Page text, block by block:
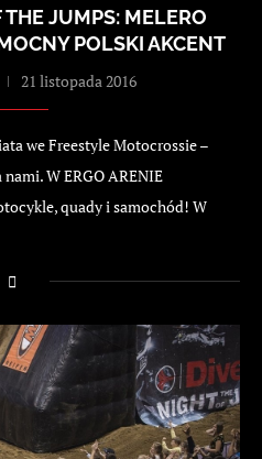
THE JUMPS: MELERO
POLSKI AKCENT
21 listopada 2016
we Freestyle Motocrossie –
W ERGO ARENIE
quady i samochód! W